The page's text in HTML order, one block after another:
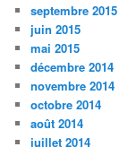
septembre 2015
juin 2015
mai 2015
décembre 2014
novembre 2014
octobre 2014
août 2014
juillet 2014